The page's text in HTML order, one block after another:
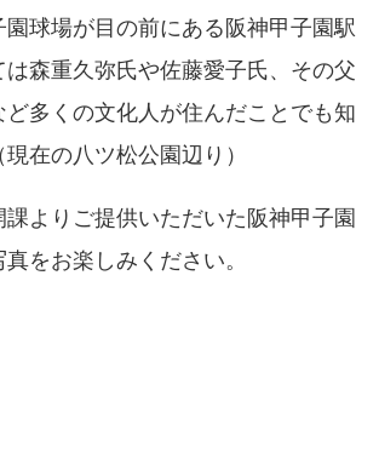
球場が目の前にある阪神甲子園駅
森重久弥氏や佐藤愛子氏、その父
多くの文化人が住んだことでも知
在の八ツ松公園辺り）
よりご提供いただいた阪神甲子園
をお楽しみください。